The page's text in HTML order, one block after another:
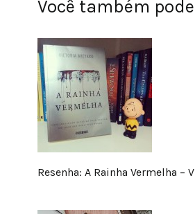
Você também
Resenha: A Rainha Vermelha –